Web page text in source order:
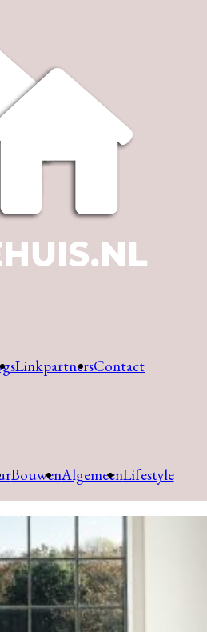
LinkpartnersContact
BouwenAlgemeenLifestyle